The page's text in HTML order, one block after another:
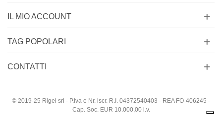
IL MIO ACCOUNT
TAG POPOLARI
CONTATTI
© 2019-25 Rigel srl - P.Iva e Nr. iscr. R.I. 04372540403 - REA FO-406245 -
Cap. Soc. EUR 10.000,00 i.v.